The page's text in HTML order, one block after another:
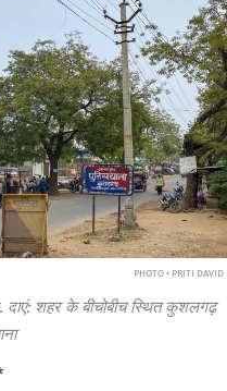
PHOTO • PRITI DAVID
दाएं: शहर के बीचोबीच स्थित कुशलगढ़